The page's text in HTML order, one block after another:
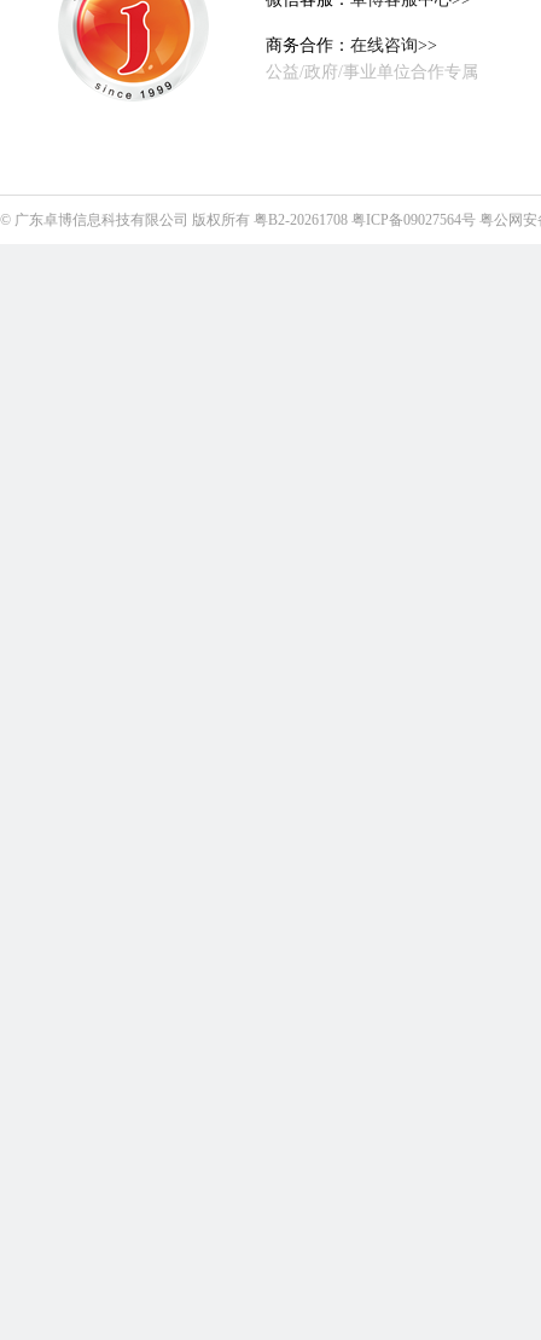
商务合作： 在线咨询>>
公益/政府/事业单位合作专属
© 广东卓博信息科技有限公司 版权所有 粤B2-20261708 粤ICP备09027564号 粤公网安